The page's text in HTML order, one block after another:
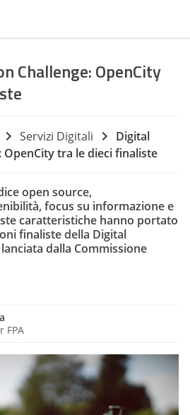
Challenge: OpenCity
Servizi Digitali
Digital
tra le dieci finaliste
open source,
focus su informazione e
caratteristiche hanno portato
finaliste della Digital
dalla Commissione
FPA